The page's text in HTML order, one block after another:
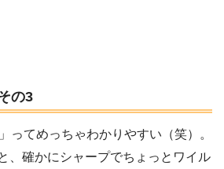
の3
ってめっちゃわかりやすい（笑）。
、確かにシャープでちょっとワイル